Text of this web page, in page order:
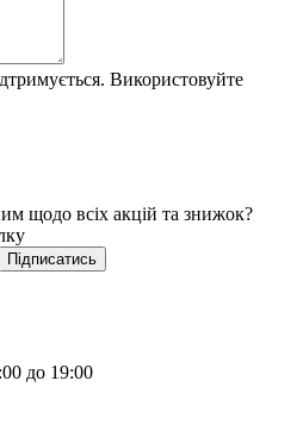
Використовуйте
щодо всіх акцій та знижок?
Підписатись
до 19:00